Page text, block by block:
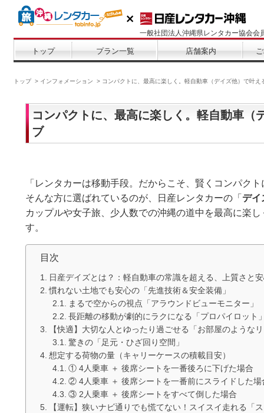
一般社団法人沖縄県レンタカー協会会
トップ プラン一覧 店舗案内
トップ インフォメーション コンパクトに、最高に楽しく。軽自動車（デイズ他）で叶え
コンパクトに、最高に楽しく。軽自動車（
ブ
「レンタカーは移動手段。だからこそ、賢くコンパク
そんな方に選ばれているのが、日産レンタカーの「 デイ
カップルや女子旅、少人数での沖縄の道中を最高に楽
す。
目次
日産デイズとは？：軽自動車の常識を超える、上質さと
慣れない土地でも安心の「先進技術＆安全装備」
まるで空からの視点「アラウンドビューモニター」
長距離の移動が劇的にラクになる「プロパイロット
【快適】大切な人とゆったり過ごせる「お部屋のような
驚きの「足元・ひざ回り空間」
想定する荷物の量（キャリーケースの積載目安）
① 4人乗車 ＋ 後席シートを一番後ろに下げた場合
② 4人乗車 ＋ 後席シートを一番前にスライドした場
③ 2人乗車 ＋ 後席シートをすべて倒した場合
【運転】狭いナビ通りでも慌てない！スイスイ走れる「